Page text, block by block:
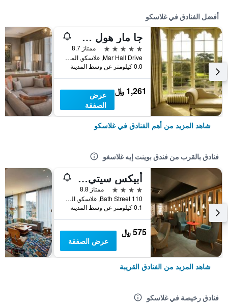
أفضل الفنادق في غلاسكو
جا مار هول سكوتلاند
5 نجوم
ممتاز 8.7
Mar Hall Drive, غلاسكو, المملكة المتحدة
0.0 كيلومتر عن وسط المدينة
1,261 ﷼
عرض
الصفقة
شاهد المزيد من أهم الفنادق في غلاسكو
فنادق بالقرب من فندق بوينت إيه غلاسغو
أبيكس سيتي أوف جلاسجو هوتل
4 نجوم
ممتاز 8.8
110 Bath Street, غلاسكو, المملكة المتحدة
0.1 كيلومتر عن وسط المدينة
575 ﷼
عرض الصفقة
شاهد المزيد من الفنادق القريبة
فنادق رخيصة في غلاسكو